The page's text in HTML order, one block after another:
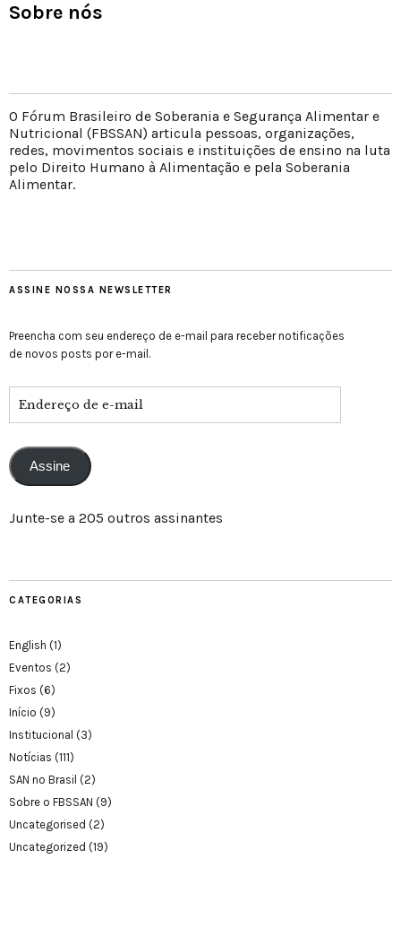
Sobre nós
O Fórum Brasileiro de Soberania e Segurança Alimentar e
Nutricional (FBSSAN) articula pessoas, organizações,
redes, movimentos sociais e instituições de ensino na luta
pelo Direito Humano à Alimentação e pela Soberania
Alimentar.
ASSINE NOSSA NEWSLETTER
Preencha com seu endereço de e-mail para receber notificações
de novos posts por e-mail.
Assine
Junte-se a 205 outros assinantes
CATEGORIAS
English (1)
Eventos (2)
Fixos (6)
Início (9)
Institucional (3)
Notícias (111)
SAN no Brasil (2)
Sobre o FBSSAN (9)
Uncategorised (2)
Uncategorized (19)